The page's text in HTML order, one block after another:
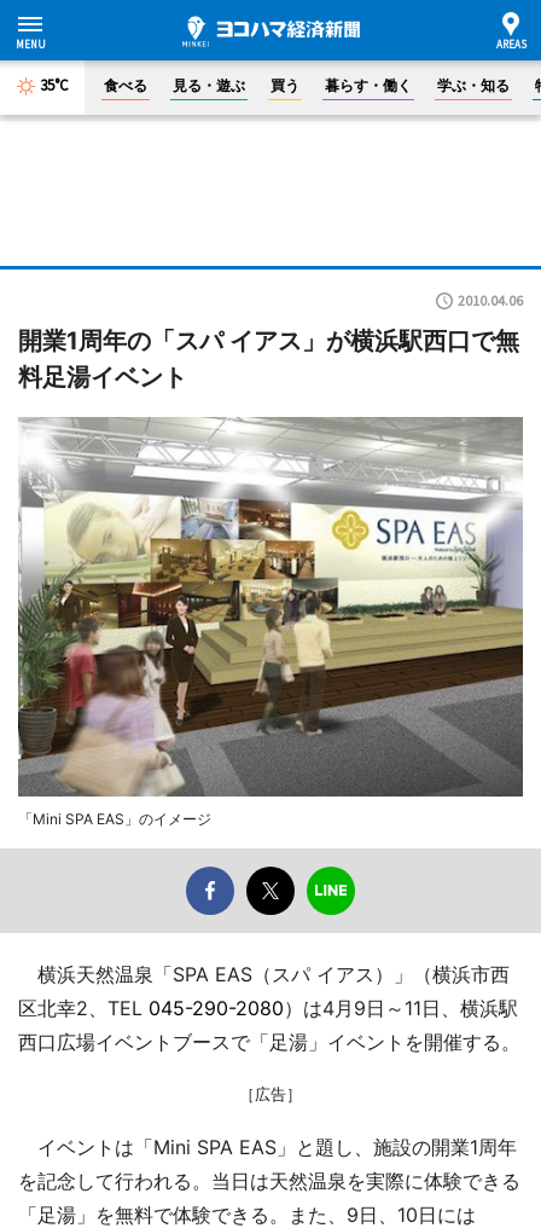
35°C 食べる 見る・遊ぶ 買う 暮らす・働く 学ぶ・知る
2010.04.06
開業1周年の「スパ イアス」が横浜駅西口で無
料足湯イベント
「Mini SPA EAS」のイメージ
横浜天然温泉「SPA EAS（スパ イアス）」（横浜市西
区北幸2、TEL 045-290-2080）は4月9日～11日、横浜駅
西口広場イベントブースで「足湯」イベントを開催する。
［広告］
イベントは「Mini SPA EAS」と題し、施設の開業1周年
を記念して行われる。当日は天然温泉を実際に体験できる
「足湯」を無料で体験できる。また、9日、10日には